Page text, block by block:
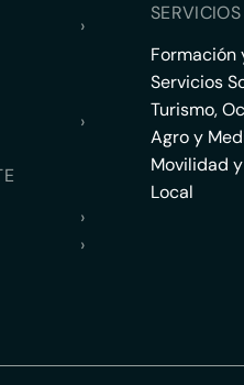
›
›
›
›
SERVICIOS
Formación
Servicios
Turismo,
Agro y
Movilidad
Local